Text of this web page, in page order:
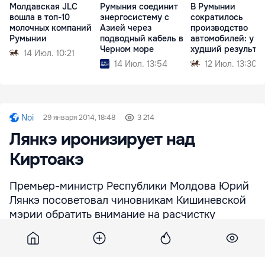
Молдавская JLC
вошла в топ-10
молочных компаний
Румынии
14 Июл. 10:21
Румыния соединит
энергосистему с
Азией через
подводный кабель в
Черном море
14 Июл. 13:54
В Румынии
сократилось
производство
автомобилей: у
худший результат
12 Июл. 13:30
Noi 29 января 2014, 18:48 3 214
Лянкэ иронизирует над
Киртоакэ
Премьер-министр Республики Молдова Юрий
Лянкэ посоветовал чиновникам Кишиневской
мэрии обратить внимание на расчистку
тротуаров от снега.